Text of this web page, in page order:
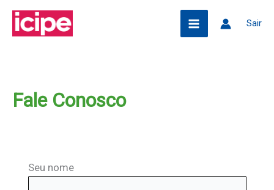
Pesquisar Sair
Fale Conosco
Seu nome